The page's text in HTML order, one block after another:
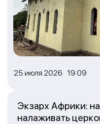
25 июля 2026 19:09
Экзарх Африки:
налаживать